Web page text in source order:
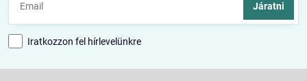
Járatni
Iratkozzon fel hírlevelünkre